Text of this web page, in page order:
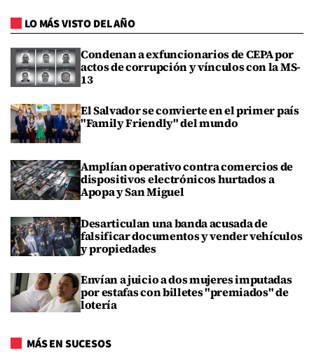
LO MÁS VISTO DEL AÑO
Condenan a exfuncionarios de CEPA por
actos de corrupción y vínculos con la MS-
13
El Salvador se convierte en el primer país
"Family Friendly" del mundo
Amplían operativo contra comercios de
dispositivos electrónicos hurtados a
Apopa y San Miguel
Desarticulan una banda acusada de
falsificar documentos y vender vehículos
y propiedades
Envían a juicio a dos mujeres imputadas
por estafas con billetes "premiados" de
lotería
MÁS EN SUCESOS